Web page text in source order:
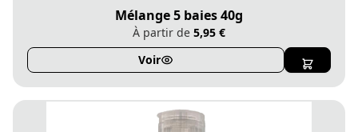
Mélange 5 baies 40g
À partir de 5,95 €
Voir